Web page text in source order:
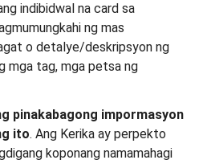
indibidwal na card sa
ng mas
o detalye/deskripsyon ng
mga tag, mga petsa ng
pinakabagong impormasyon
ito. Ang Kerika ay perpekto
koponang namamahagi